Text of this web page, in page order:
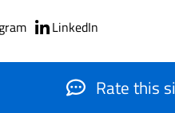
LinkedIn
Rate this